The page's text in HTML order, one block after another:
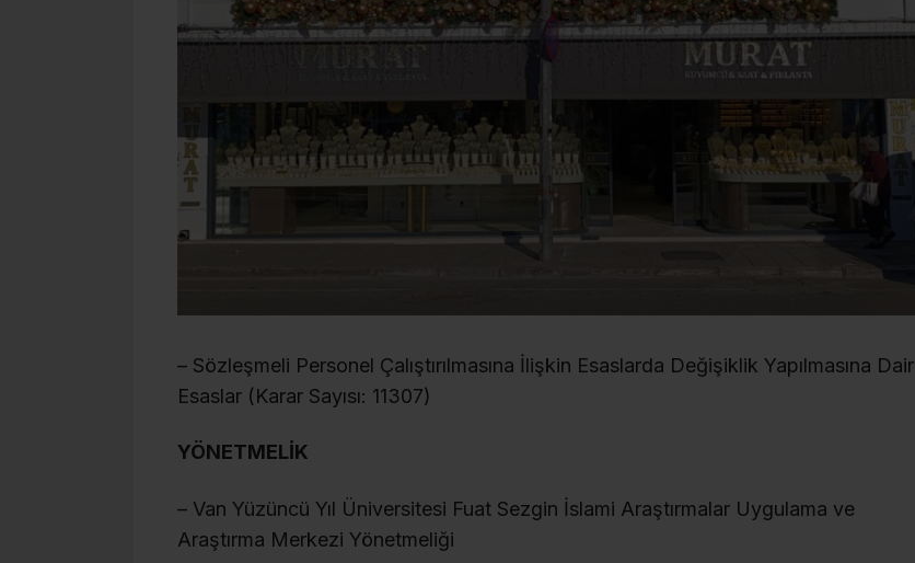
– Sözleşmeli Personel Çalıştırılmasına İlişkin Esaslarda Değişiklik Yapılmasına Dair
Esaslar (Karar Sayısı: 11307)
YÖNETMELİK
– Van Yüzüncü Yıl Üniversitesi Fuat Sezgin İslami Araştırmalar Uygulama ve
Araştırma Merkezi Yönetmeliği